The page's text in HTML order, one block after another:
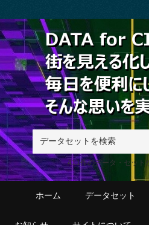
411件のデータ・セット
ホーム データセット